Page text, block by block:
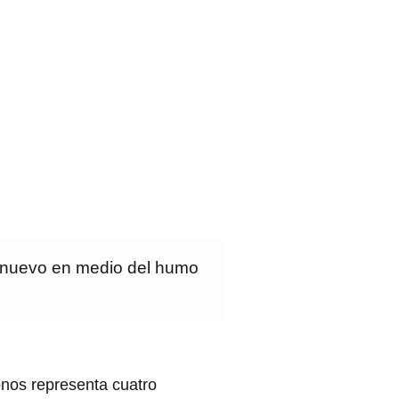
en medio del humo
representa cuatro